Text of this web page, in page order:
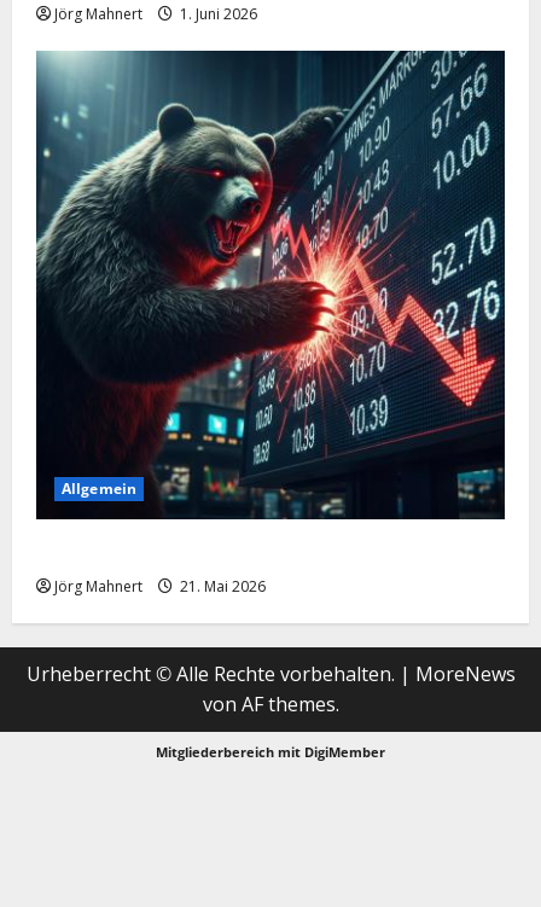
Jörg Mahnert 1. Juni 2026
Allgemein
Jörg Mahnert 21. Mai 2026
Urheberrecht © Alle Rechte vorbehalten. | MoreNews
von AF themes.
Mitgliederbereich mit DigiMember